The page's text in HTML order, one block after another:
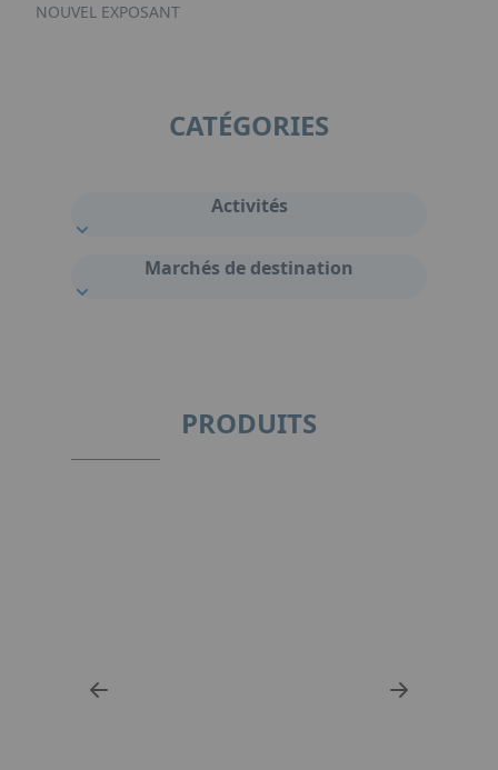
NOUVEL EXPOSANT
CATÉGORIES
Activités
Marchés de destination
PRODUITS